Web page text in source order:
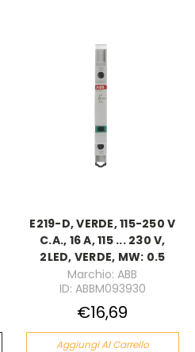
E219-D, VERDE, 115-250 V
C.A., 16 A, 115 ... 230 V,
2LED, VERDE, MW: 0.5
Marchio: ABB
ID: ABBM093930
€16,69
Aggiungi Al Carrello